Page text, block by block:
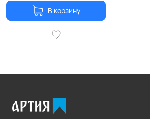
В корзину